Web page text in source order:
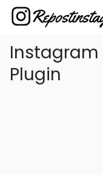
Instagram
Plugin